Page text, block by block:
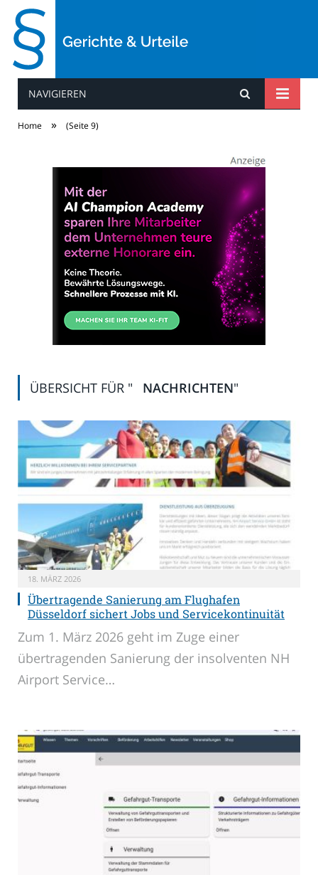
Gerichte & Urteile
NAVIGIEREN
Home » (Seite 9)
ÜBERSICHT FÜR " NACHRICHTEN"
18. MÄRZ 2026
Übertragende Sanierung am Flughafen
Düsseldorf sichert Jobs und Servicekontinuität
Zum 1. März 2026 geht im Zuge einer
übertragenden Sanierung der insolventen NH
Airport Service…